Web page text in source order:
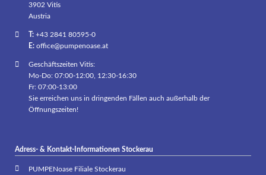
3902 Vitis
Austria
T:+43 2841 80595-0
E: office@pumpenoase.at
Geschäftszeiten Vitis:
Mo-Do: 07:00-12:00, 12:30-16:30
Fr: 07:00-13:00
Sie erreichen uns in dringenden Fällen auch außerhalb der
Öffnungszeiten!
Adress- & Kontakt-Informationen Stockerau
PUMPENoase Filiale Stockerau